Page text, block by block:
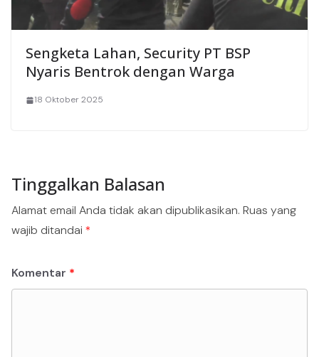
Sengketa Lahan, Security PT BSP
Nyaris Bentrok dengan Warga
18 Oktober 2025
Tinggalkan Balasan
Alamat email Anda tidak akan dipublikasikan. Ruas yang
wajib ditandai *
Komentar *